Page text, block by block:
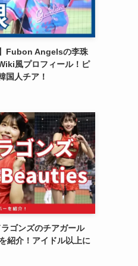
Fubon Angelsの李珠
風プロフィール！ピ
国人チア！
ゴンズのチアガール
紹介！アイドル以上に